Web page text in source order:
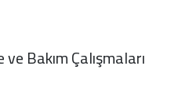
Bakım Çalışmaları